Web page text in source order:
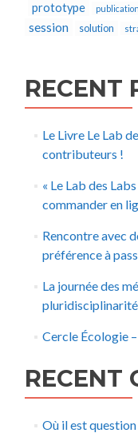
prototype publication
session solution
RECENT
Le Livre Le Lab
contributeurs !
« Le Lab des
commander en
Rencontre avec
préférence à
La journée des
pluridisciplinarité
Cercle Écologie
RECENT
Où il est question